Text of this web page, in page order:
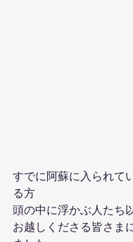
すでに阿蘇に入られて
る方
頭の中に浮かぶ人たち
お越しくださる皆さま